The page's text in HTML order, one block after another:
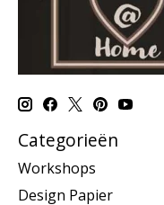
Categorieën
Workshops
Design Papier